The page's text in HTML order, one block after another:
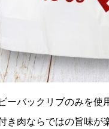
ーバックリブのみを使
肉ならではの旨味が